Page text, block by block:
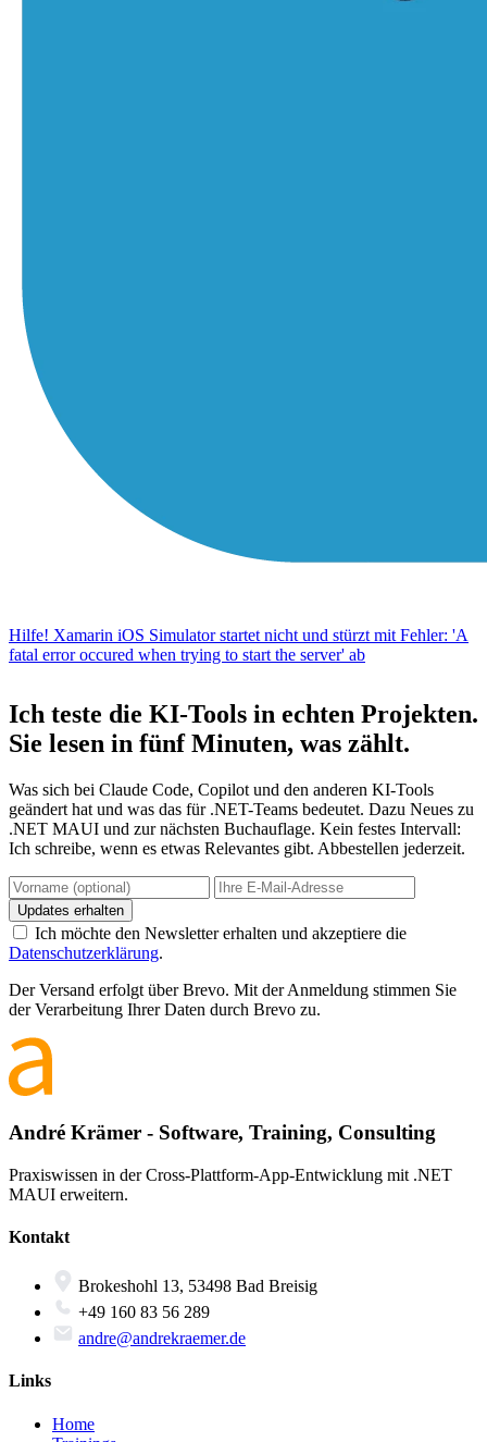
Hilfe! Xamarin iOS Simulator startet nicht und stürzt mit Fehler: 'A
fatal error occured when trying to start the server' ab
Ich teste die KI-Tools in echten Projekten.
Sie lesen in fünf Minuten, was zählt.
Was sich bei Claude Code, Copilot und den anderen KI-Tools
geändert hat und was das für .NET-Teams bedeutet. Dazu Neues zu
.NET MAUI und zur nächsten Buchauflage. Kein festes Intervall:
Ich schreibe, wenn es etwas Relevantes gibt. Abbestellen jederzeit.
Updates erhalten
Ich möchte den Newsletter erhalten und akzeptiere die
Datenschutzerklärung.
Der Versand erfolgt über Brevo. Mit der Anmeldung stimmen Sie
der Verarbeitung Ihrer Daten durch Brevo zu.
André Krämer - Software, Training, Consulting
Praxiswissen in der Cross-Plattform-App-Entwicklung mit .NET
MAUI erweitern.
Kontakt
Brokeshohl 13, 53498 Bad Breisig
+49 160 83 56 289
andre@andrekraemer.de
Links
Home